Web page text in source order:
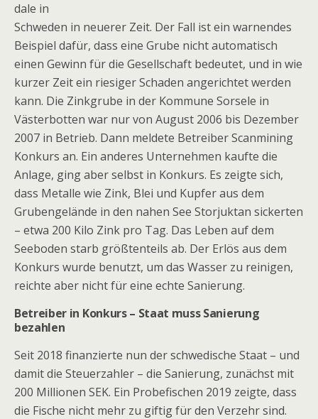
dale in
Schweden in neuerer Zeit. Der Fall ist ein warnendes
Beispiel dafür, dass eine Grube nicht automatisch
einen Gewinn für die Gesellschaft bedeutet, und in wie
kurzer Zeit ein riesiger Schaden angerichtet werden
kann. Die Zinkgrube in der Kommune Sorsele in
Västerbotten war nur von August 2006 bis Dezember
2007 in Betrieb. Dann meldete Betreiber Scanmining
Konkurs an. Ein anderes Unternehmen kaufte die
Anlage, ging aber selbst in Konkurs. Es zeigte sich,
dass Metalle wie Zink, Blei und Kupfer aus dem
Grubengelände in den nahen See Storjuktan sickerten
– etwa 200 Kilo Zink pro Tag. Das Leben auf dem
Seeboden starb größtenteils ab. Der Erlös aus dem
Konkurs wurde benutzt, um das Wasser zu reinigen,
reichte aber nicht für eine echte Sanierung.
Betreiber in Konkurs – Staat muss Sanierung
bezahlen
Seit 2018 finanzierte nun der schwedische Staat – und
damit die Steuerzahler – die Sanierung, zunächst mit
200 Millionen SEK. Ein Probefischen 2019 zeigte, dass
die Fische nicht mehr zu giftig für den Verzehr sind.